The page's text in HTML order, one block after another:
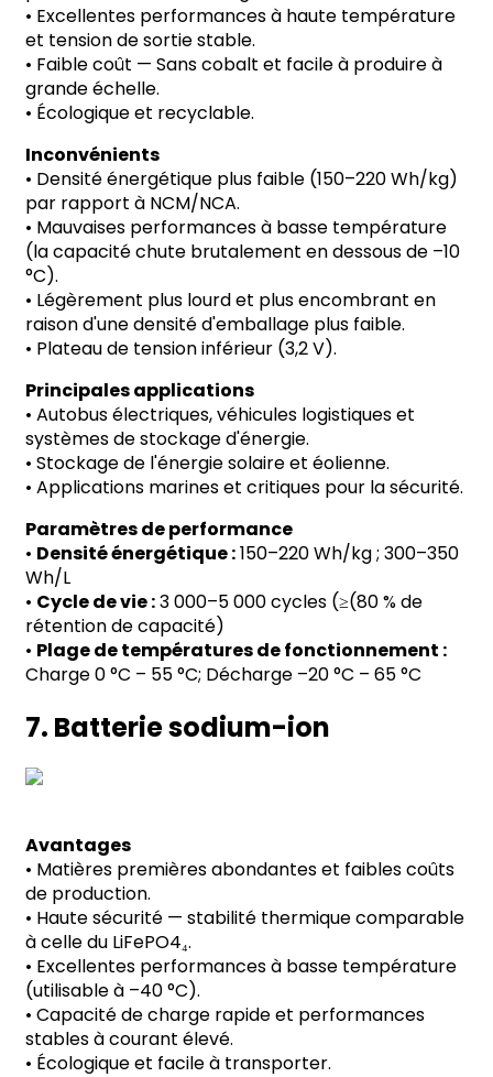
• Excellentes performances à haute température
et tension de sortie stable.
• Faible coût — Sans cobalt et facile à produire à
grande échelle.
• Écologique et recyclable.
Inconvénients
• Densité énergétique plus faible (150–220 Wh/kg)
par rapport à NCM/NCA.
• Mauvaises performances à basse température
(la capacité chute brutalement en dessous de –10
°C).
• Légèrement plus lourd et plus encombrant en
raison d'une densité d'emballage plus faible.
• Plateau de tension inférieur (3,2 V).
Principales applications
• Autobus électriques, véhicules logistiques et
systèmes de stockage d'énergie.
• Stockage de l'énergie solaire et éolienne.
• Applications marines et critiques pour la sécurité.
Paramètres de performance
• Densité énergétique :150–220 Wh/kg ; 300–350
Wh/L
• Cycle de vie :3 000–5 000 cycles (≥(80 % de
rétention de capacité)
• Plage de températures de fonctionnement :
Charge 0°C – 55°C; Décharge –20°C – 65°C
7. Batterie sodium-ion
Avantages
• Matières premières abondantes et faibles coûts
de production.
• Haute sécurité — stabilité thermique comparable
à celle du LiFePO4₄.
• Excellentes performances à basse température
(utilisable à –40°C).
• Capacité de charge rapide et performances
stables à courant élevé.
• Écologique et facile à transporter.